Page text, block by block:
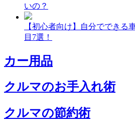
いの？
【初心者向け】自分でできる
目7選！
カー用品
クルマのお手入れ術
クルマの節約術